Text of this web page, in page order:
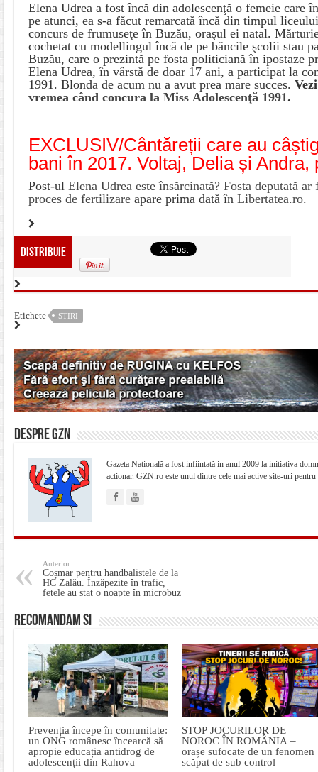
Elena Udrea a fost încă din adolescenţă o femeie care
pe atunci, ea s-a făcut remarcată încă din timpul
concurs de frumuseţe în Buzău, oraşul ei natal.
cochetat cu modellingul încă de pe băncile şcolii stau
Buzău, care o prezintă pe fosta politiciană în ipostaze
Elena Udrea, în vârstă de doar 17 ani, a participat la
1991. Blonda de acum nu a avut prea mare succes.
vremea când concura la Miss Adolescenţă 1991.
EXCLUSIV/Cântăreții care au
bani în 2017. Voltaj, Delia și Andra,
Post-ulElena Udrea este însărcinată? Fosta deputată
proces de fertilizare apare prima dată înLibertatea.ro.
Distribuie
Etichete STIRI
Despre gzn
Gazeta Natională a fost infiintată in anul 2009 la initiativa
actionar. GZN.ro este unul dintre cele mai active site-uri pentru
Anterior
Coșmar pentru handbalistele de la
HC Zalău. Înzăpezite în trafic,
fetele au stat o noapte în microbuz
Recomandam si
Prevenția începe în comunitate:
un ONG românesc încearcă să
apropie educația antidrog de
adolescenții din Rahova
STOP JOCURILOR DE
NOROC ÎN ROMÂNIA –
orașe sufocate de un fenomen
scăpat de sub control